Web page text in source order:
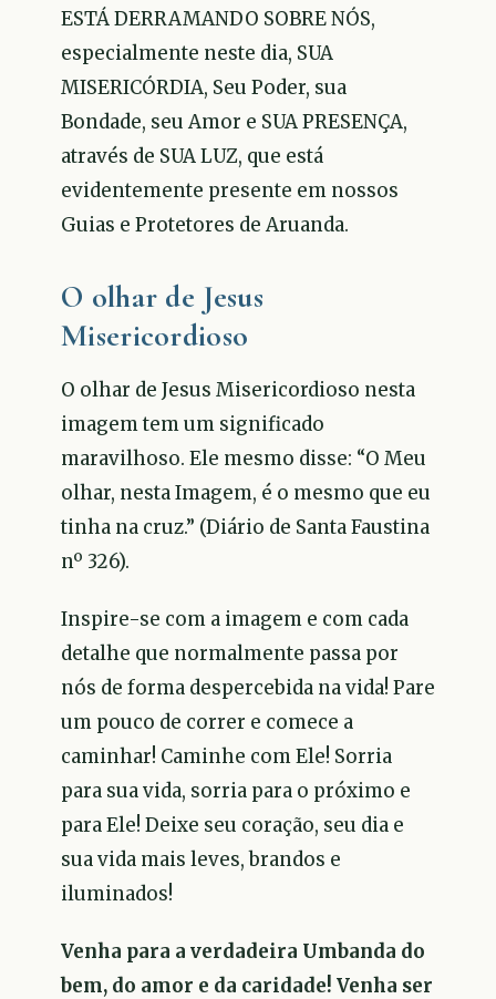
ESTÁ DERRAMANDO SOBRE NÓS,
especialmente neste dia, SUA
MISERICÓRDIA, Seu Poder, sua
Bondade, seu Amor e SUA PRESENÇA,
através de SUA LUZ, que está
evidentemente presente em nossos
Guias e Protetores de Aruanda.
O olhar de Jesus
Misericordioso
O olhar de Jesus Misericordioso nesta
imagem tem um significado
maravilhoso. Ele mesmo disse: “O Meu
olhar, nesta Imagem, é o mesmo que eu
tinha na cruz.” (Diário de Santa Faustina
nº 326).
Inspire-se com a imagem e com cada
detalhe que normalmente passa por
nós de forma despercebida na vida! Pare
um pouco de correr e comece a
caminhar! Caminhe com Ele! Sorria
para sua vida, sorria para o próximo e
para Ele! Deixe seu coração, seu dia e
sua vida mais leves, brandos e
iluminados!
Venha para a verdadeira Umbanda do
bem, do amor e da caridade! Venha ser